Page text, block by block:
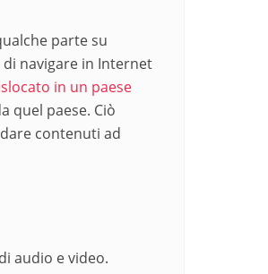
parte su
navigare in Internet
in un paese
quel paese. Ciò
contenuti ad
audio e video.